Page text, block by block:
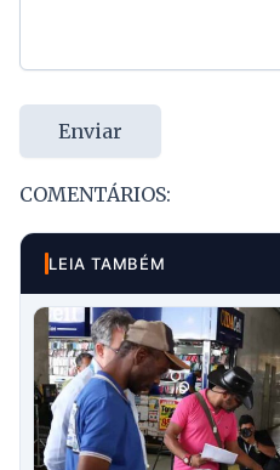
Enviar
COMENTÁRIOS:
LEIA TAMBÉM